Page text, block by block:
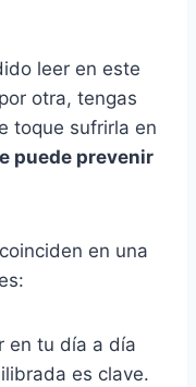
leer en este
otra, tengas
toque sufrirla en
puede prevenir
en una
en tu día a día
es clave.